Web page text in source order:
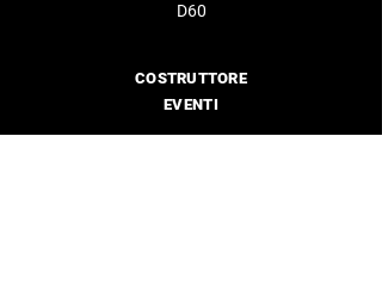
D60
COSTRUTTORE
EVENTI